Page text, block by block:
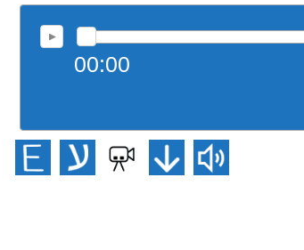
00:00